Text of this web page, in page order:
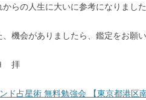
からの人生に大いに参考になりました
、機会がありましたら、鑑定をお願
拝
ド占星術 無料勉強会 【東京都港区